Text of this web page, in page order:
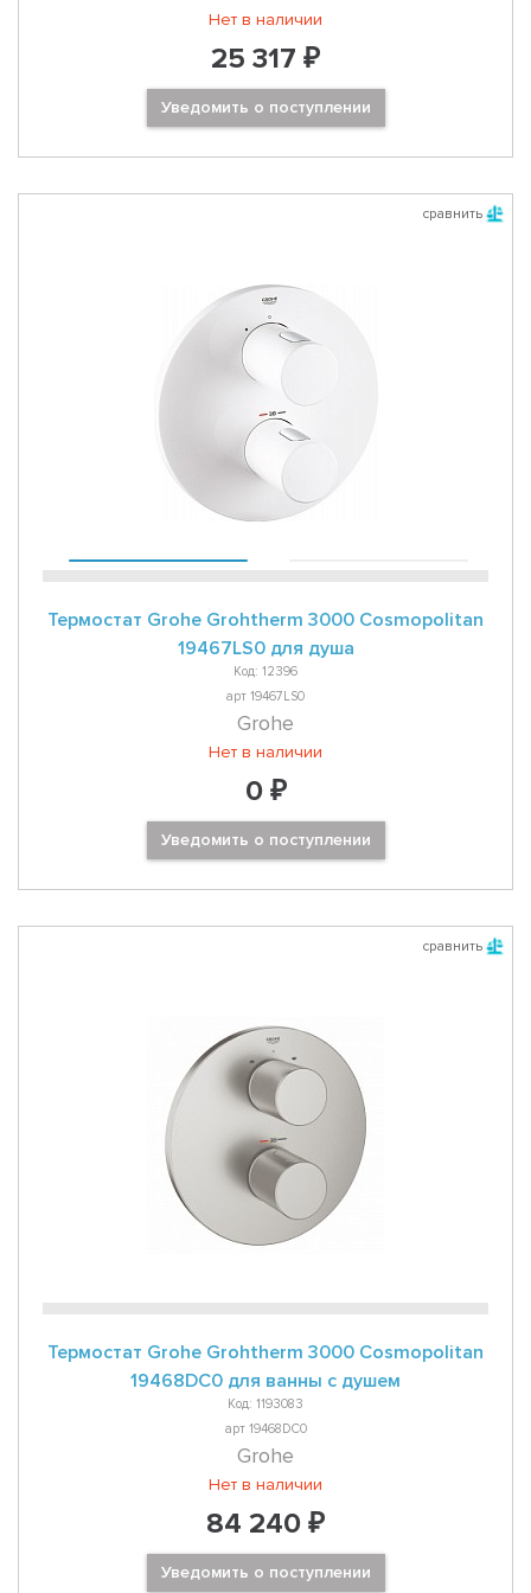
Нет в наличии
25 317 ₽
Уведомить о поступлении
сравнить
Термостат Grohe Grohtherm 3000 Cosmopolitan
19467LS0 для душа
Код: 12396
арт 19467LS0
Grohe
Нет в наличии
0 ₽
Уведомить о поступлении
сравнить
Термостат Grohe Grohtherm 3000 Cosmopolitan
19468DC0 для ванны с душем
Код: 1193083
арт 19468DC0
Grohe
Нет в наличии
84 240 ₽
Уведомить о поступлении